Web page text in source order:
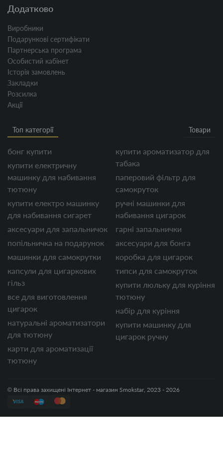
Додатково
Виробники
Подарункові сертифікати
Партнерська програма
Особистий кабінет
Історія замовлень
Закладки
Розсилка
Акції
Топ категорії Товари
бонг купити
купити електричну
машинку для набивання
тютюну
купити електро машинку
для набивання сигарет
аксесуари для запальничок
попільничка на подарунок
машинки для самокрутки
капсули для цигаркових
гільз
все для виготовлення
цигарок
натуральні ароматизатори
для тютюну
карти для ароматизації
тютюну
купити ароматизатор для
табака
паперовий фільтр для
самокруток
ручні машинки для
набивання цигарок
гарні запальнички
аксесуари для бонга
коробка для цигарок
типси для самокруток
купити люльку для куріння
тютюну
набір для куріння
купити машинку для
цигарок ручну
© Всі права захищені Інтернет - магазин Smokstar, 2023 - 2026